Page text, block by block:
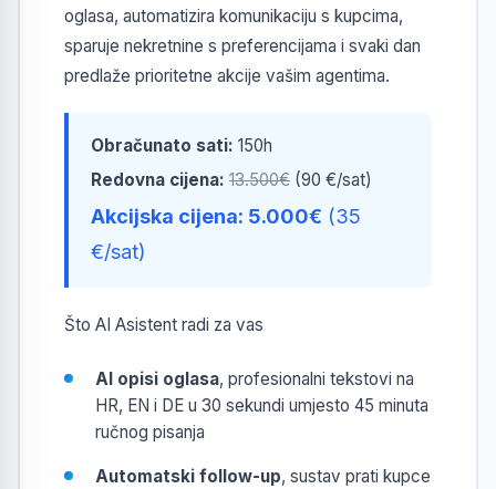
oglasa, automatizira komunikaciju s kupcima,
sparuje nekretnine s preferencijama i svaki dan
predlaže prioritetne akcije vašim agentima.
Obračunato sati: 150h
Redovna cijena: 13.500€ (90 €/sat)
Akcijska cijena: 5.000€ (35
€/sat)
Što AI Asistent radi za vas
AI opisi oglasa, profesionalni tekstovi na
HR, EN i DE u 30 sekundi umjesto 45 minuta
ručnog pisanja
Automatski follow-up, sustav prati kupce